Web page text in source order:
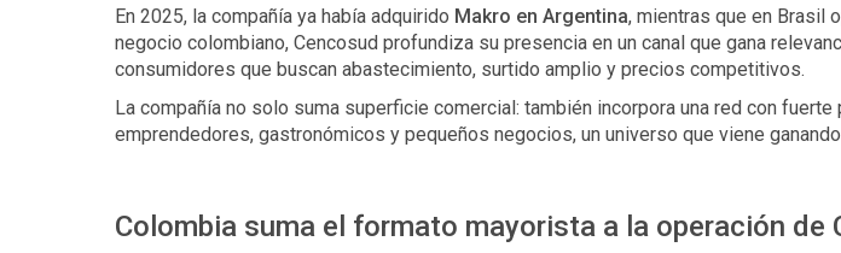
En 2025, la compañía ya había adquirido Makro en Argentina, mientras que en Brasil
negocio colombiano, Cencosud profundiza su presencia en un canal que gana
consumidores que buscan abastecimiento, surtido amplio y precios competitivos.
La compañía no solo suma superficie comercial: también incorpora una red con
emprendedores, gastronómicos y pequeños negocios, un universo que viene
Colombia suma el formato mayorista a la operación de